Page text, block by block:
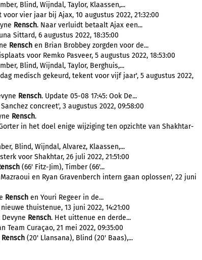
Blind, Wijndal, Taylor, Klaassen,...
vier jaar bij Ajax, 10 augustus 2022, 21:32:00
Rensch. Naar verluidt betaalt Ajax een...
Sittard, 6 augustus 2022, 18:35:00
Rensch en Brian Brobbey zorgden voor de...
voor Remko Pasveer, 5 augustus 2022, 18:53:00
Blind, Wijndal, Taylor, Berghuis,...
medisch gekeurd, tekent voor vijf jaar', 5 augustus 2022,
Rensch. Update 05-08 17:45: Ook De...
concreet', 3 augustus 2022, 09:58:00
Rensch.
in het doel enige wijziging ten opzichte van Shakhtar-
Blind, Wijndal, Alvarez, Klaassen,...
voor Shakhtar, 26 juli 2022, 21:51:00
(66' Fitz-Jim), Timber (66'...
en Ryan Gravenberch intern gaan oplossen', 22 juni
Rensch en Youri Regeer in de...
thuistenue, 13 juni 2022, 14:21:00
Rensch. Het uittenue en derde...
Curaçao, 21 mei 2022, 09:35:00
Rensch (20' Llansana), Blind (20' Baas),...